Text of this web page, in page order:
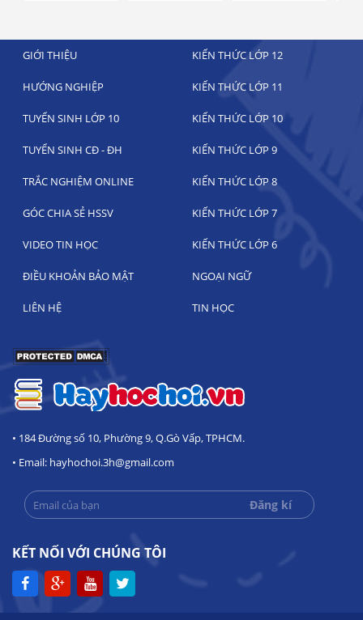
GIỚI THIỆU KIẾN THỨC LỚP 12
HƯỚNG NGHIỆP KIẾN THỨC LỚP 11
TUYỂN SINH LỚP 10 KIẾN THỨC LỚP 10
TUYỂN SINH CĐ - ĐH KIẾN THỨC LỚP 9
TRẮC NGHIỆM ONLINE KIẾN THỨC LỚP 8
GÓC CHIA SẺ HSSV KIẾN THỨC LỚP 7
VIDEO TIN HỌC KIẾN THỨC LỚP 6
ĐIỀU KHOẢN BẢO MẬT NGOẠI NGỮ
LIÊN HỆ TIN HỌC
• 184 Đường số 10, Phường 9, Q.Gò Vấp, TPHCM.
• Email: hayhochoi.3h@gmail.com
KẾT NỐI VỚI CHÚNG TÔI